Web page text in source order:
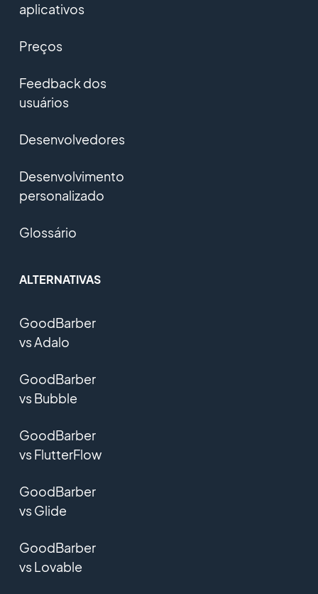
aplicativos
Preços
Feedback dos
usuários
Desenvolvedores
Desenvolvimento
personalizado
Glossário
ALTERNATIVAS
GoodBarber
vs Adalo
GoodBarber
vs Bubble
GoodBarber
vs FlutterFlow
GoodBarber
vs Glide
GoodBarber
vs Lovable